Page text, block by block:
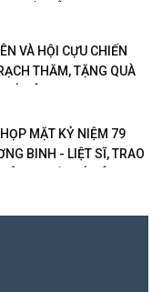
DÂN
VÀ HỘI CỰU CHIẾN
THĂM, TẶNG QUÀ
CÔNG
MẶT KỶ NIỆM 79
BINH - LIỆT SĨ, TRAO
ÂN NGƯỜI CÓ CÔNG